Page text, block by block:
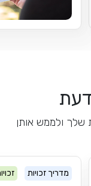
שלך ולממש אותן
מדריך זכויות